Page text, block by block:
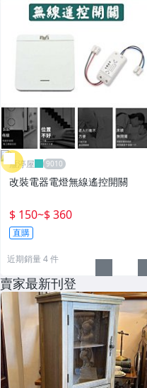
雁渟屋
改裝電器電燈無線遙控開關
$ 150~$ 360
直購
近期銷量 4 件
賣家最新刊登